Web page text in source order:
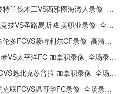
西雅图海湾人录像_全场录像【视频集锦】
易斯城 美职业录像_全场录像【视频集锦】
蒙特利尔CF录像_高清录像【全场回放】
洋FC 加拿职录像_全场录像【视频集锦】
苏普拉 加拿职录像_全场录像【视频集锦】
温哥华FC录像_全场录像【视频集锦】